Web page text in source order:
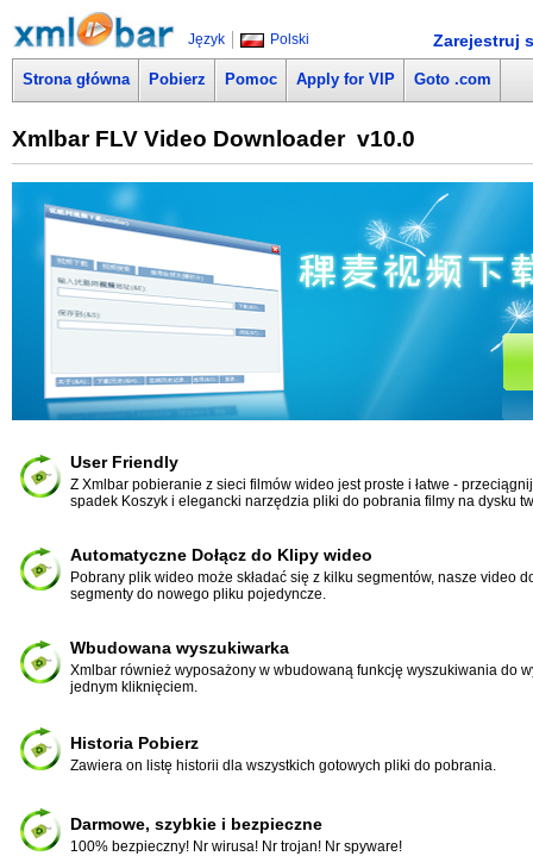
Język Polski Zarejestruj
Strona główna Pobierz Pomoc Apply for VIP Goto .com
Xmlbar FLV Video Downloader v10.0
User Friendly
Z Xmlbar pobieranie z sieci filmów wideo jest proste i łatwe -
spadek Koszyk i elegancki narzędzia pliki do pobrania filmy na dysku
Automatyczne Dołącz do Klipy wideo
Pobrany plik wideo może składać się z kilku segmentów, nasze video
segmenty do nowego pliku pojedyncze.
Wbudowana wyszukiwarka
Xmlbar również wyposażony w wbudowaną funkcję wyszukiwania do
jednym kliknięciem.
Historia Pobierz
Zawiera on listę historii dla wszystkich gotowych pliki do pobrania.
Darmowe, szybkie i bezpieczne
100% bezpieczny! Nr wirusa! Nr trojan! Nr spyware!